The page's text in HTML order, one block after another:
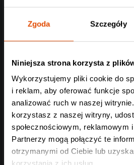
Zgoda Szczegóły
Niniejsza strona korzysta z
Wykorzystujemy pliki cookie do
i reklam, aby oferować funkcje
analizować ruch w naszej
korzystasz z naszej witryny,
społecznościowym, reklamowym
Partnerzy mogą połączyć te
otrzymanymi od Ciebie lub
korzystania z ich usług.